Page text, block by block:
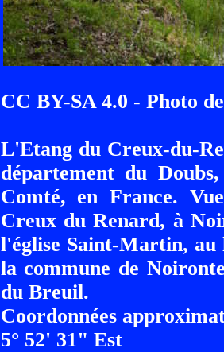
CC BY-SA 4.0 - Photo
L'Etang du Creux-du-
département du
Comté, en France.
Creux du Renard, à
l'église Saint-Martin, au
la commune de
du Breuil.
Coordonnées
5° 52' 31" Est